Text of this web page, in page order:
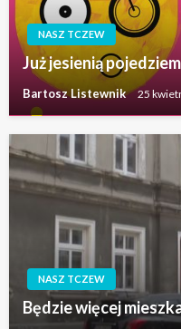
NASZ TCZEW
Już jesienią
Bartosz Listewnik 25
NASZ TCZEW
Będzie więcej